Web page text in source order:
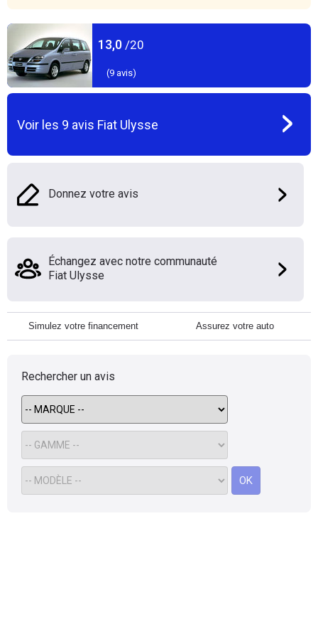
13,0 /20
(9avis)
Voir les 9 avis Fiat Ulysse
Donnez votre avis
Échangez avec notre communauté
Fiat Ulysse
Simulez votre financement Assurez votre auto
Rechercher un avis
OK